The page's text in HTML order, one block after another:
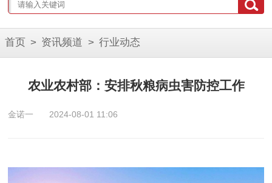
首页 > 资讯频道 > 行业动态
农业农村部：安排秋粮病虫害防控工作
金诺一 2024-08-01 11:06